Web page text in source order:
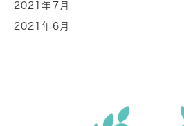
2021年7月
2021年6月